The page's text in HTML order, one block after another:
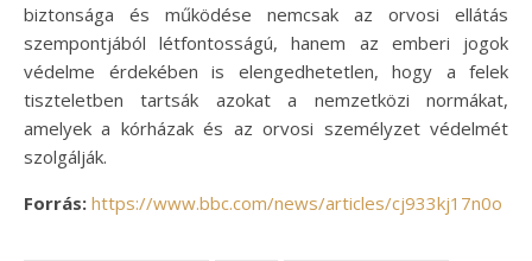
biztonsága és működése nemcsak az orvosi ellátás
szempontjából létfontosságú, hanem az emberi jogok
védelme érdekében is elengedhetetlen, hogy a felek
tiszteletben tartsák azokat a nemzetközi normákat,
amelyek a kórházak és az orvosi személyzet védelmét
szolgálják.
Forrás: https://www.bbc.com/news/articles/cj933kj17n0o